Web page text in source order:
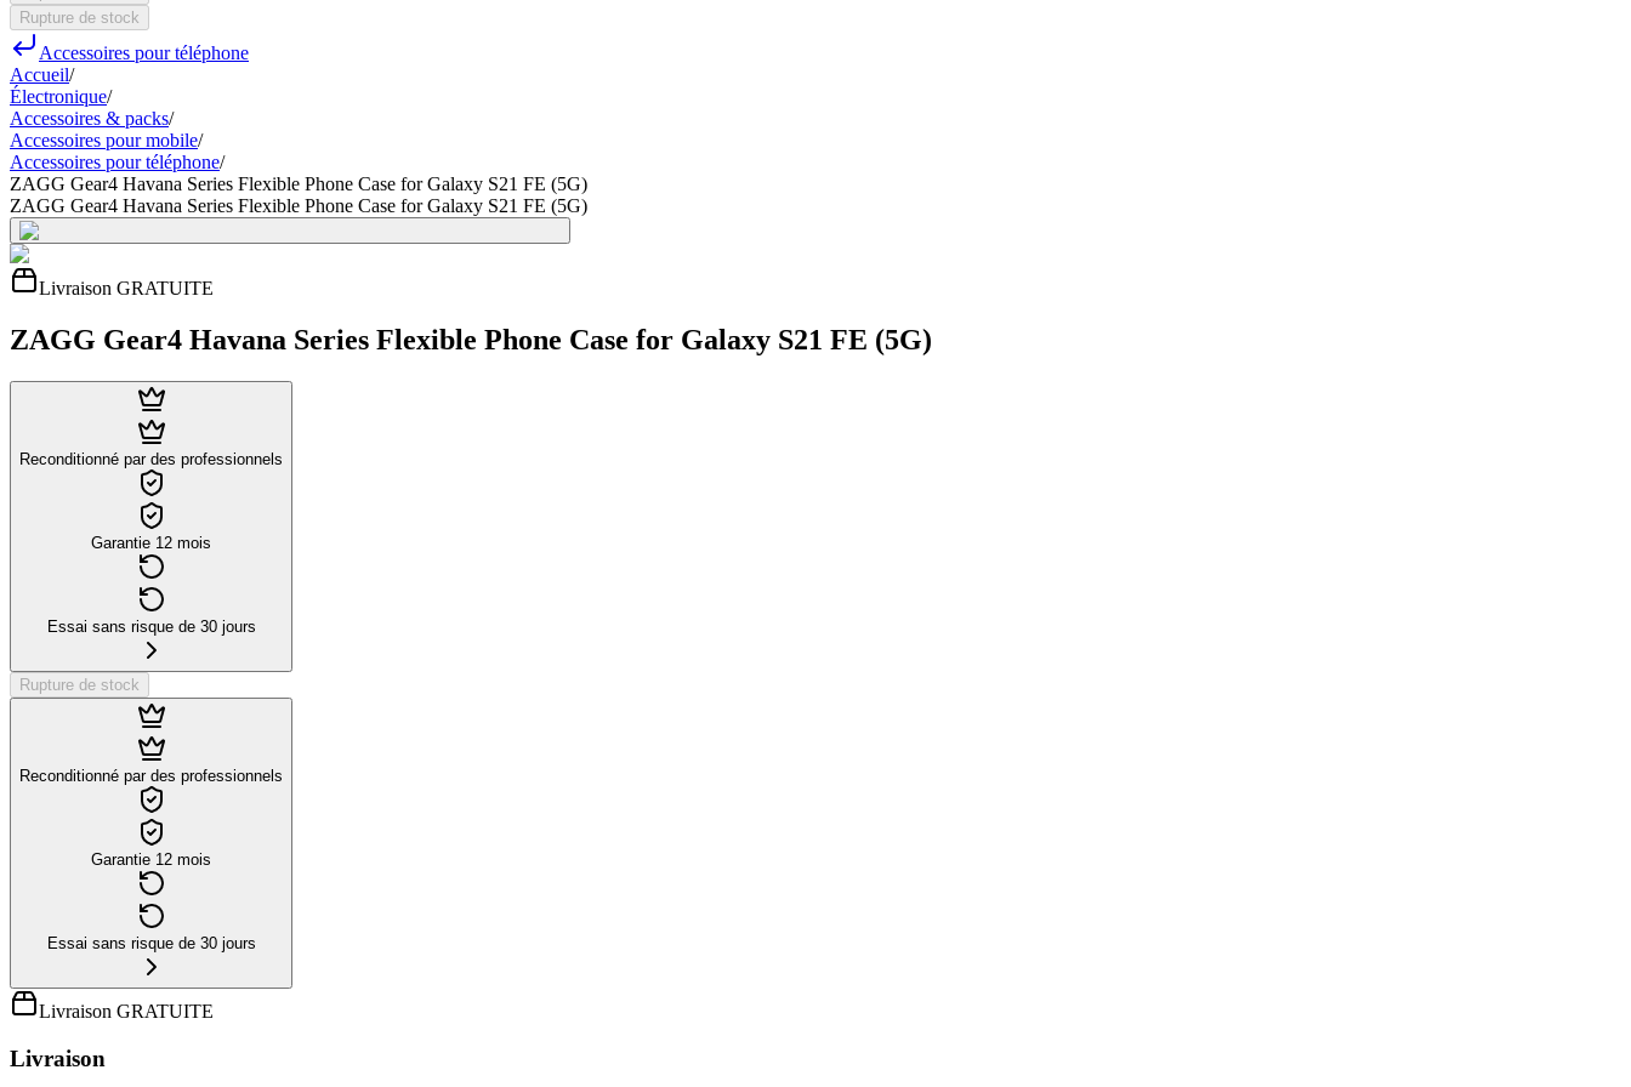
Rupture de stock
Accessoires pour téléphone
Accueil/
Électronique/
Accessoires & packs/
Accessoires pour mobile/
Accessoires pour téléphone/
ZAGG Gear4 Havana Series Flexible Phone Case for Galaxy S21 FE (5G)
ZAGG Gear4 Havana Series Flexible Phone Case for Galaxy S21 FE (5G)
Livraison GRATUITE
ZAGG Gear4 Havana Series Flexible Phone Case for Galaxy S21 FE (5G)
Reconditionné par des professionnels
Garantie 12 mois
Essai sans risque de 30 jours
Rupture de stock
Reconditionné par des professionnels
Garantie 12 mois
Essai sans risque de 30 jours
Livraison GRATUITE
Livraison